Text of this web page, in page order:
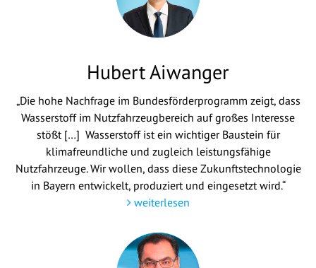
Hubert Aiwanger
„Die hohe Nachfrage im Bundesförderprogramm zeigt, dass
Wasserstoff im Nutzfahrzeugbereich auf großes Interesse
stößt […] Wasserstoff ist ein wichtiger Baustein für
klimafreundliche und zugleich leistungsfähige
Nutzfahrzeuge. Wir wollen, dass diese Zukunftstechnologie
in Bayern entwickelt, produziert und eingesetzt wird.“
weiterlesen